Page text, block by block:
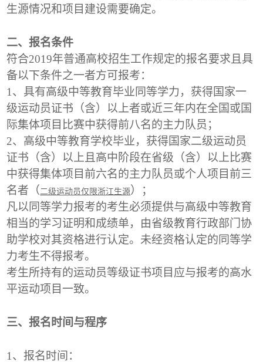
生源情况和项目建设需要确定。
二、报名条件
符合2019年普通高校招生工作规定的报名要求且具
备以下条件之一者方可报考：
1 、具有高级中等教育毕业同等学力，获得国家一
级运动员证书（含）以上者或近三年内在全国或国
际集体项目比赛中获得前八名的主力队员；
2、高级中等教育学校毕业，获得国家二级运动员
证书（含）以上且高中阶段在省级（含）以上比赛
中获得集体项目前六名的主力队员或个人项目前三
名者（二级运动员仅限浙江生源 ）；
凡以同等学力报考的考生必须提供与高级中等教育
相当的学习证明和成绩单，由省级教育行政部门协
助学校对其资格进行认定。未经资格认定的同等学
力考生不得报考。
考生所持有的运动员等级证书项目应与报考的高水
平运动项目一致。
三、报名时间与程序
1 、报名时间：